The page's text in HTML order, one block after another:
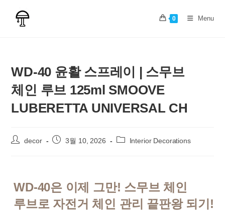
0 Menu
WD-40 윤활 스프레이 | 스무브
체인 루브 125ml SMOOVE
LUBERETTA UNIVERSAL CH
Postdecor
Post 3월 10, 2026
Post Interior Decorations
WD-40은 이제 그만! 스무브 체인
루브로 자전거 체인 관리 끝판왕 되기!